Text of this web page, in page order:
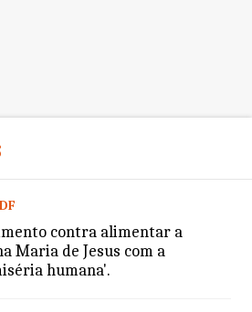
contra alimentar a
Maria de Jesus com a
humana'.